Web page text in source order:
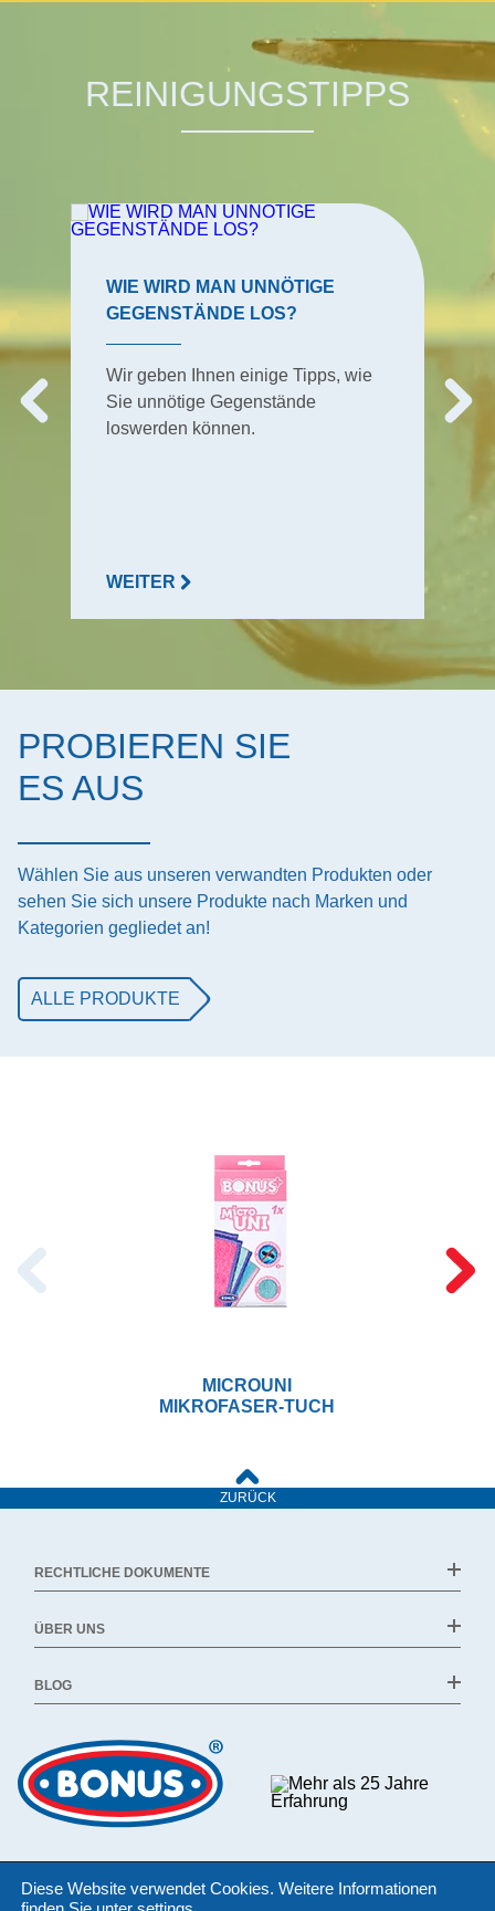
REINIGUNGSTIPPS
WIE WIRD MAN UNNÖTIGE
GEGENSTÄNDE LOS?
Wir geben Ihnen einige Tipps, wie
Sie unnötige Gegenstände
loswerden können.
WEITER
PROBIEREN SIE
ES AUS
Wählen Sie aus unseren verwandten Produkten oder
sehen Sie sich unsere Produkte nach Marken und
Kategorien gegliedet an!
ALLE PRODUKTE
MICROUNI
MIKROFASER-TUCH
ZURÜCK
RECHTLICHE DOKUMENTE
ÜBER UNS
BLOG
Diese Website verwendet Cookies. Weitere Informationen